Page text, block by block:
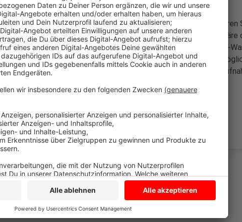
Heute hat der Verein mit der Sparkasse Westmünsterland und deren
Videowand offiziell eingeweiht. Ohne den Zuschuss der Partner wäre
Quadratmeter große Wand nicht bezahlbar gewesen. Auf der LED-
Mannschaften bei Spielen präsentieren und es ist zum Beispiel
Spielzüge in Zeitlupe zu zeigen. Im Training können Spieler sich